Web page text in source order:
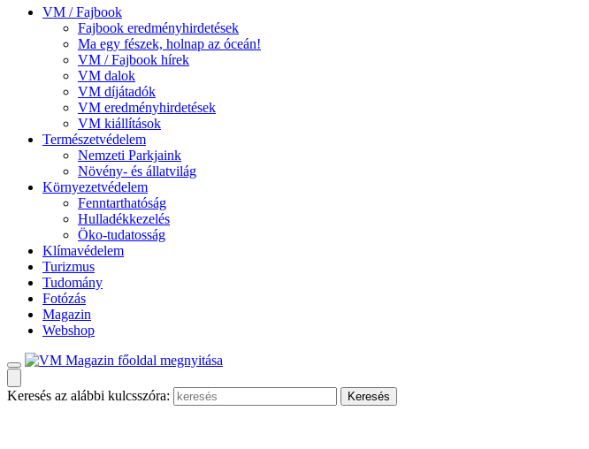
VM / Fajbook
Fajbook eredményhirdetések
Ma egy fészek, holnap az óceán!
VM / Fajbook hírek
VM dalok
VM díjátadók
VM eredményhirdetések
VM kiállítások
Természetvédelem
Nemzeti Parkjaink
Növény- és állatvilág
Környezetvédelem
Fenntarthatóság
Hulladékkezelés
Öko-tudatosság
Klímavédelem
Turizmus
Tudomány
Fotózás
Magazin
Webshop
Keresés az alábbi kulcsszóra: